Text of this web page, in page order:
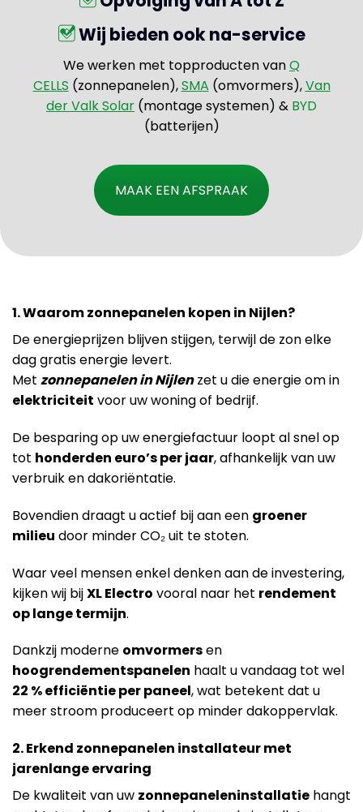
Wij bieden ook na-service
We werken met topproducten vanQ
CELLS (zonnepanelen),SMA (omvormers),Van
der Valk Solar (montage systemen) & BYD
(batterijen)
MAAK EEN AFSPRAAK
1. Waarom zonnepanelen kopen in Nijlen?
De energieprijzen blijven stijgen, terwijl de zon elke
dag gratis energie levert.
Met zonnepanelen in Nijlenzet u die energie om in
elektriciteit voor uw woning of bedrijf.
De besparing op uw energiefactuur loopt al snel op
tot honderden euro’s per jaar, afhankelijk van uw
verbruik en dakoriëntatie.
Bovendien draagt u actief bij aan een groener
milieu door minder CO₂ uit te stoten.
Waar veel mensen enkel denken aan de investering,
kijken wij bijXL Electro vooral naar het rendement
op lange termijn.
Dankzij moderne omvormersen
hoogrendementspanelen haalt u vandaag tot wel
22 % efficiëntie per paneel, wat betekent dat u
meer stroom produceert op minder dakoppervlak.
2. Erkend zonnepanelen installateur met
jarenlange ervaring
De kwaliteit van uw zonnepaneleninstallatie hangt